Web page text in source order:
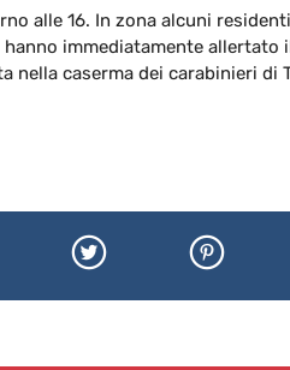
alle 16. In zona alcuni
hanno immediatamente allertato
nella caserma dei carabinieri di